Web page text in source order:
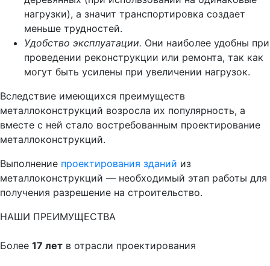
нагрузки), а значит транспортировка создает
меньше трудностей.
Удобство эксплуатации. Они наиболее удобны при
проведении реконструкции или ремонта, так как
могут быть усилены при увеличении нагрузок.
Вследствие имеющихся преимуществ
металлоконструкций возросла их популярность, а
вместе с ней стало востребованным проектирование
металлоконструкций.
Выполнение проектирования зданий из
металлоконструкций — необходимый этап работы для
получения разрешение на строительство.
НАШИ ПРЕИМУЩЕСТВА
Более 17 лет в отрасли проектирования